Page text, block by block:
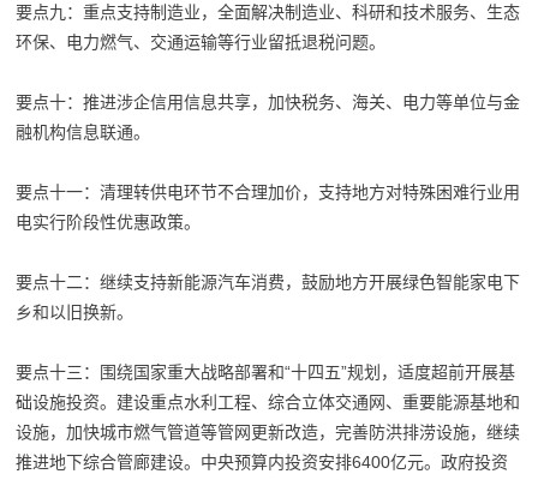
要点九：重点支持制造业，全面解决制造业、科研和技术服务、生态
环保、电力燃气、交通运输等行业留抵退税问题。
要点十：推进涉企信用信息共享，加快税务、海关、电力等单位与金
融机构信息联通。
要点十一：清理转供电环节不合理加价，支持地方对特殊困难行业用
电实行阶段性优惠政策。
要点十二：继续支持新能源汽车消费，鼓励地方开展绿色智能家电下
乡和以旧换新。
要点十三：围绕国家重大战略部署和“十四五”规划，适度超前开展基
础设施投资。建设重点水利工程、综合立体交通网、重要能源基地和
设施，加快城市燃气管道等管网更新改造，完善防洪排涝设施，继续
推进地下综合管廊建设。中央预算内投资安排6400亿元。政府投资